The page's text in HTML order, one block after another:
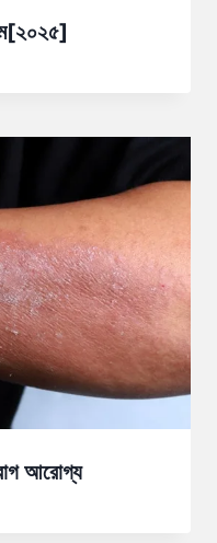
আরোগ্য